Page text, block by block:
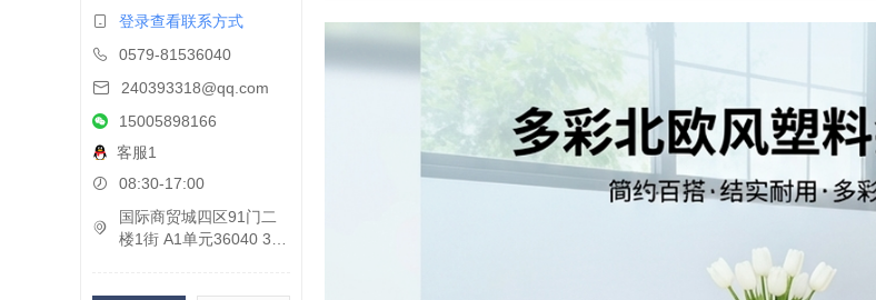
登录查看联系方式
0579-81536040
240393318@qq.com
15005898166
客服1
08:30-17:00
国际商贸城四区91门二
楼1街 A1单元36040 3